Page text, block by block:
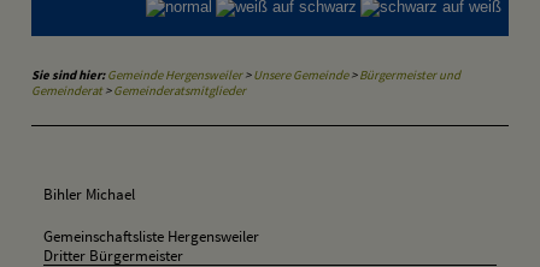
Sie sind hier: Gemeinde Hergensweiler>Unsere Gemeinde>Bürgermeister und
Gemeinderat>Gemeinderatsmitglieder
Bihler Michael
Gemeinschaftsliste Hergensweiler
Dritter Bürgermeister